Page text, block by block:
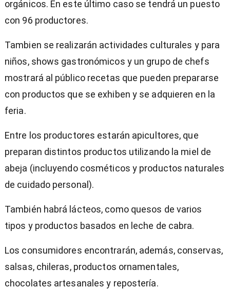
orgánicos. En este último caso se tendrá un puesto
con 96 productores.
Tambien se realizarán actividades culturales y para
niños, shows gastronómicos y un grupo de chefs
mostrará al público recetas que pueden prepararse
con productos que se exhiben y se adquieren en la
feria.
Entre los productores estarán apicultores, que
preparan distintos productos utilizando la miel de
abeja (incluyendo cosméticos y productos naturales
de cuidado personal).
También habrá lácteos, como quesos de varios
tipos y productos basados en leche de cabra.
Los consumidores encontrarán, además, conservas,
salsas, chileras, productos ornamentales,
chocolates artesanales y repostería.